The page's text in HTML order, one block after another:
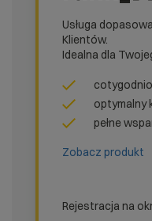
Usługa
Klientów.
Idealna dla
optymalny
pełne
Zobacz produkt
Rejestracja na